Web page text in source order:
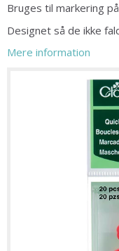
Bruges til markering
Designet så de ikke
Mere information